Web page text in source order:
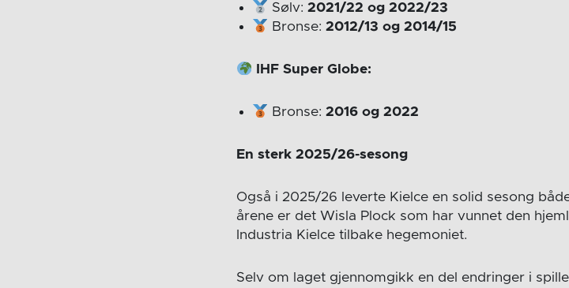
Sølv:2021/22 og 2022/23
Bronse:2012/13 og 2014/15
IHF Super Globe:
Bronse:2016 og 2022
En sterk 2025/26-sesong
Også i 2025/26 leverte Kielce en solid sesong
årene er det Wisla Plock som har vunnet den
Industria Kielce tilbake hegemoniet.
Selv om laget gjennomgikk en del endringer i